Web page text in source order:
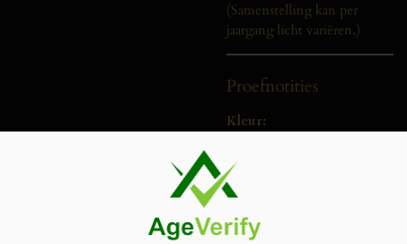
(Samenstelling kan per
jaargang licht variëren.)
Proefnotities
Kleur:
reflecties.
Neus:
Aroma’s van zwarte kersen,
bramen en pruimen,